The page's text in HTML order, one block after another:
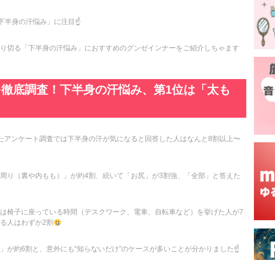
半身の汗悩み」に注目☝️
切る「下半身の汗悩み」におすすめのグンゼインナーをご紹介しちゃます
底調査！下半身の汗悩み、第1位は「太も
アンケート調査では下半身の汗が気になると回答した人はなんと8割以上〜
り（裏や内もも）」が約4割、続いて「お尻」が3割強、「全部」と答えた
椅子に座っている時間（デスクワーク、電車、自転車など）を挙げた人が7
人はわずか2割
が約6割と、意外にも“知らないだけ”のケースが多いことが分かりました☝️